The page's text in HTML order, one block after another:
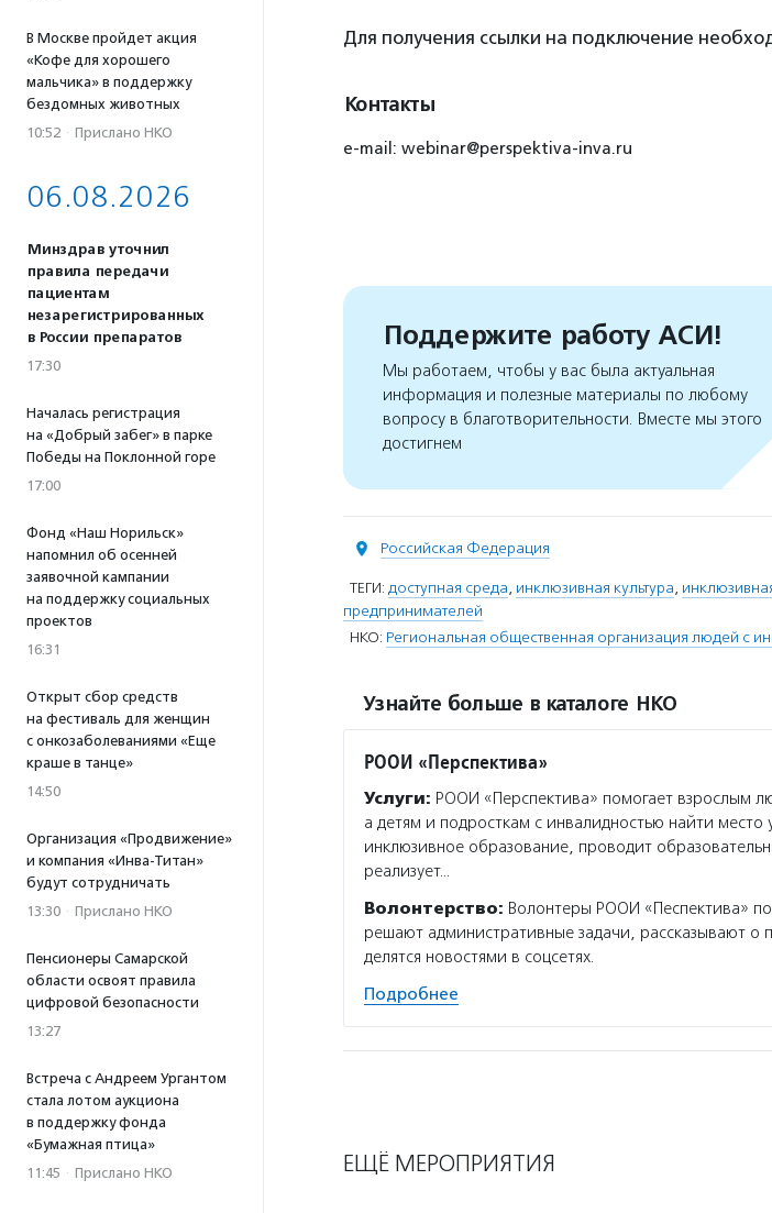
В Москве пройдет акция
«Кофе для хорошего
мальчика» в поддержку
бездомных животных
10:52 · Прислано НКО
06.08.2026
Минздрав уточнил
правила передачи
пациентам
незарегистрированных
в России препаратов
17:30
Началась регистрация
на «Добрый забег» в парке
Победы на Поклонной горе
17:00
Фонд «Наш Норильск»
напомнил об осенней
заявочной кампании
на поддержку социальных
проектов
16:31
Открыт сбор средств
на фестиваль для женщин
с онкозаболеваниями «Еще
краше в танце»
14:50
Организация «Продвижение»
и компания «Инва-Титан»
будут сотрудничать
13:30 · Прислано НКО
Пенсионеры Самарской
области освоят правила
цифровой безопасности
13:27
Встреча с Андреем Ургантом
стала лотом аукциона
в поддержку фонда
«Бумажная птица»
11:45 · Прислано НКО
Для получения ссылки на подключение
Контакты
e-mail: webinar@perspektiva-inva.ru
Поддержите работу АСИ!
Мы работаем, чтобы у вас была актуальная
информация и полезные материалы по любому
вопросу в благотворительности. Вместе мы этого
достигнем
Российская Федерация
ТЕГИ: доступная среда, инклюзивная культура,
предпринимателей
НКО: Региональная общественная организация людей с
Узнайте больше в каталоге НКО
РООИ «Перспектива»
Услуги: РООИ «Перспектива» помогает взрослым
а детям и подросткам с инвалидностью найти
инклюзивное образование, проводит
реализует…
Волонтерство: Волонтеры РООИ «Песпектива»
решают административные задачи, рассказывают о
делятся новостями в соцсетях.
Подробнее
ЕЩЁ МЕРОПРИЯТИЯ